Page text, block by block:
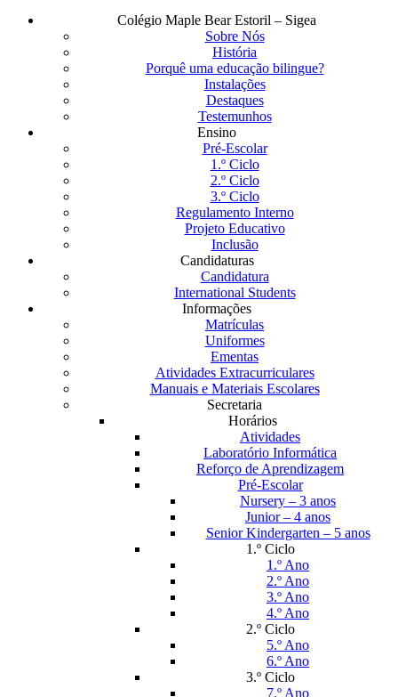
Fechar
Colégio Maple Bear Estoril – Sigea
Sobre Nós
História
Porquê uma educação bilingue?
Instalações
Destaques
Testemunhos
Ensino
Pré-Escolar
1.º Ciclo
2.º Ciclo
3.º Ciclo
Regulamento Interno
Projeto Educativo
Inclusão
Candidaturas
Candidatura
International Students
Informações
Matrículas
Uniformes
Ementas
Atividades Extracurriculares
Manuais e Materiais Escolares
Secretaria
Horários
Atividades
Laboratório Informática
Reforço de Aprendizagem
Pré-Escolar
Nursery – 3 anos
Junior – 4 anos
Senior Kindergarten – 5 anos
1.º Ciclo
1.º Ano
2.º Ano
3.º Ano
4.º Ano
2.º Ciclo
5.º Ano
6.º Ano
3.º Ciclo
7.º Ano